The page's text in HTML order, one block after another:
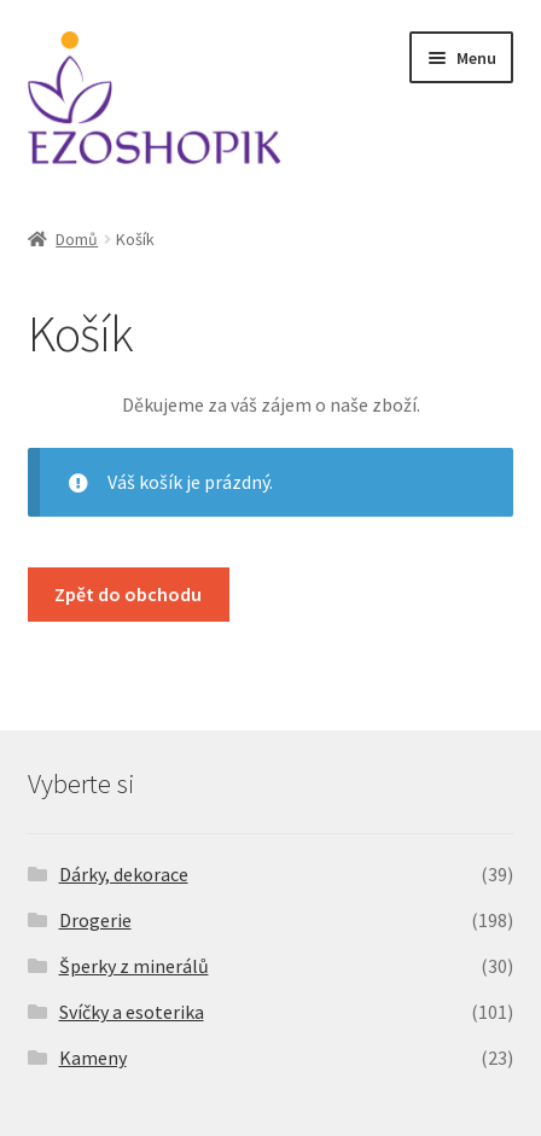
Přeskočit
navigaci
Přejít
obsahu
webu
Menu
Košík
Ochrana osobních údajů
Pokladna
Domů Košík
Košík
Děkujeme za váš zájem o naše zboží.
Váš košík je prázdný.
Zpět do obchodu
Vyberte si
Dárky, dekorace
(39)
Drogerie
(198)
Šperky z minerálů
(30)
Svíčky a esoterika
(101)
Kameny
(23)